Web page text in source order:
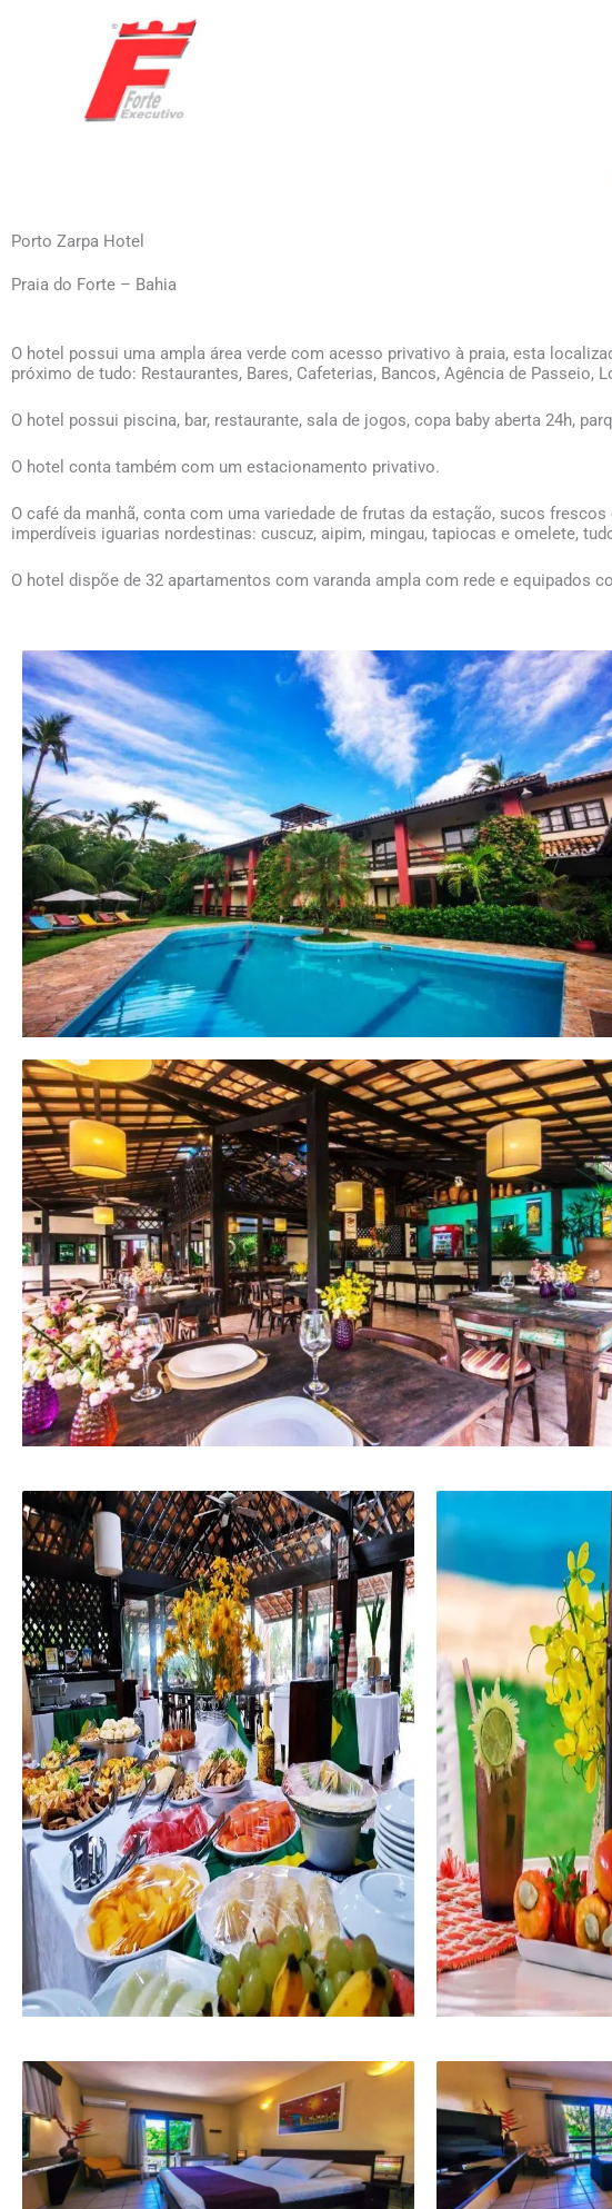
Porto Zarpa Hotel
Praia do Forte – Bahia
O hotel possui uma ampla área verde com acesso privativo à praia, esta
próximo de tudo: Restaurantes, Bares, Cafeterias, Bancos, Agência de Passeio,
O hotel possui piscina, bar, restaurante, sala de jogos, copa baby aberta 24h,
O hotel conta também com um estacionamento privativo.
O café da manhã, conta com uma variedade de frutas da estação, sucos
imperdíveis iguarias nordestinas: cuscuz, aipim, mingau, tapiocas e omelete,
O hotel dispõe de 32 apartamentos com varanda ampla com rede e equipados